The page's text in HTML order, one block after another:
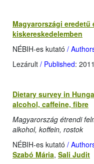
Magyarországi eredetű
kiskereskedelemben
NÉBIH-es kutató /
Lezárult / Published: 2011
Dietary survey in
alcohol, caffeine, fibre
Magyarország étrendi
alkohol, koffein, rostok
NÉBIH-es kutató /
Szabó Mária, Sali Judit